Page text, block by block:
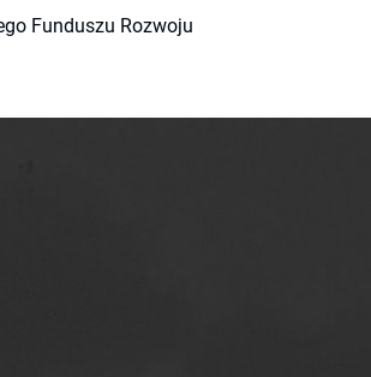
Funduszu Rozwoju